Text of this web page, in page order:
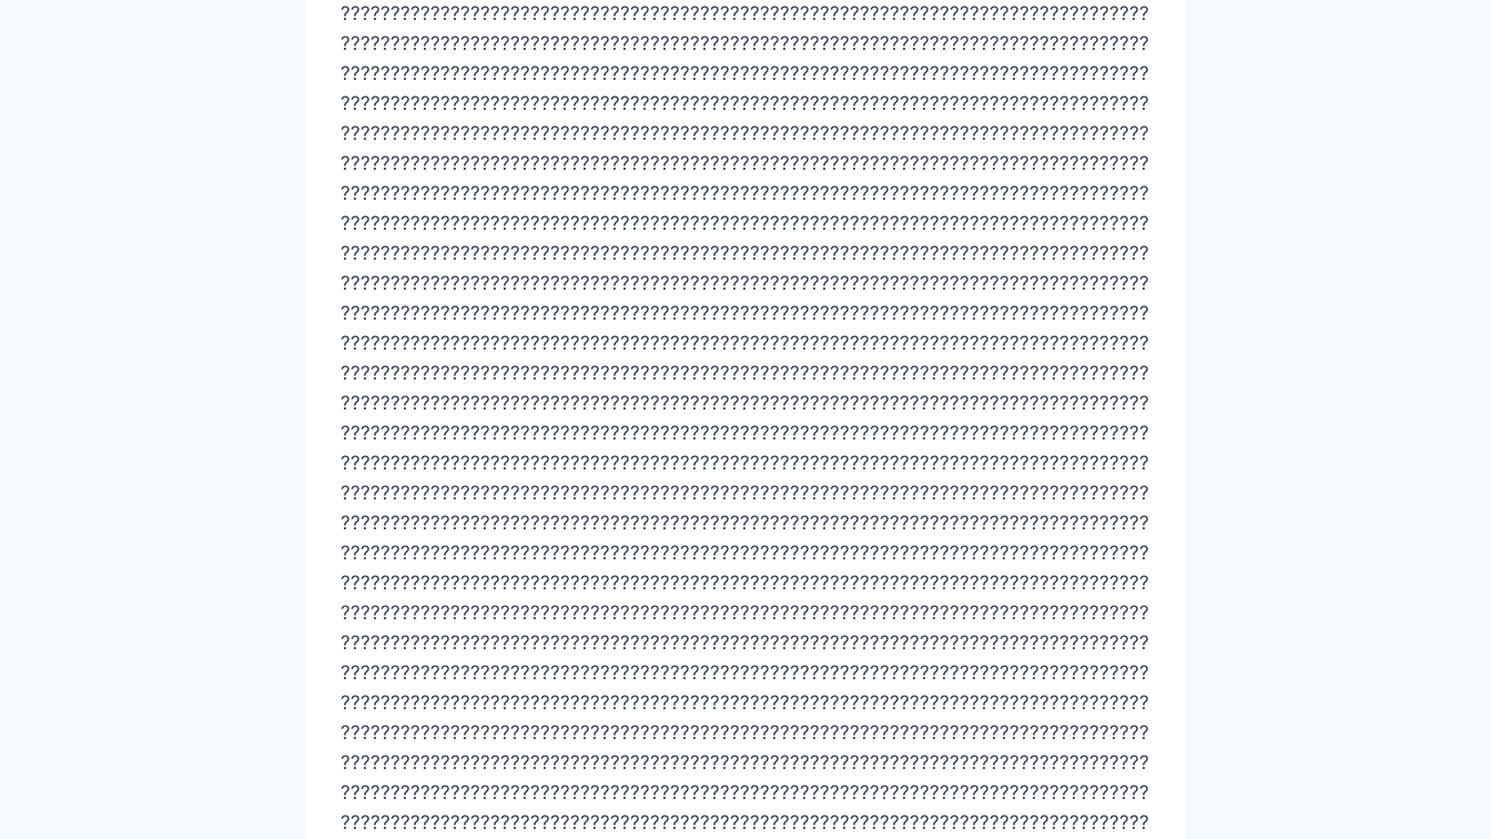
?????????????????????????????????????????????????????????????????????????????????
?????????????????????????????????????????????????????????????????????????????????
?????????????????????????????????????????????????????????????????????????????????
?????????????????????????????????????????????????????????????????????????????????
?????????????????????????????????????????????????????????????????????????????????
?????????????????????????????????????????????????????????????????????????????????
?????????????????????????????????????????????????????????????????????????????????
?????????????????????????????????????????????????????????????????????????????????
?????????????????????????????????????????????????????????????????????????????????
?????????????????????????????????????????????????????????????????????????????????
?????????????????????????????????????????????????????????????????????????????????
?????????????????????????????????????????????????????????????????????????????????
?????????????????????????????????????????????????????????????????????????????????
?????????????????????????????????????????????????????????????????????????????????
?????????????????????????????????????????????????????????????????????????????????
?????????????????????????????????????????????????????????????????????????????????
?????????????????????????????????????????????????????????????????????????????????
?????????????????????????????????????????????????????????????????????????????????
?????????????????????????????????????????????????????????????????????????????????
?????????????????????????????????????????????????????????????????????????????????
?????????????????????????????????????????????????????????????????????????????????
?????????????????????????????????????????????????????????????????????????????????
?????????????????????????????????????????????????????????????????????????????????
?????????????????????????????????????????????????????????????????????????????????
?????????????????????????????????????????????????????????????????????????????????
?????????????????????????????????????????????????????????????????????????????????
?????????????????????????????????????????????????????????????????????????????????
?????????????????????????????????????????????????????????????????????????????????